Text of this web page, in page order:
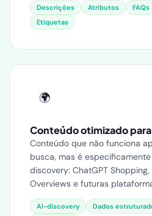
Descrições Atributos FAQs
Etiquetas
🌍
Conteúdo otimizado para
Conteúdo que não funciona
busca, mas é
discovery: ChatGPT
Overviews e futuras
AI-discovery Dados